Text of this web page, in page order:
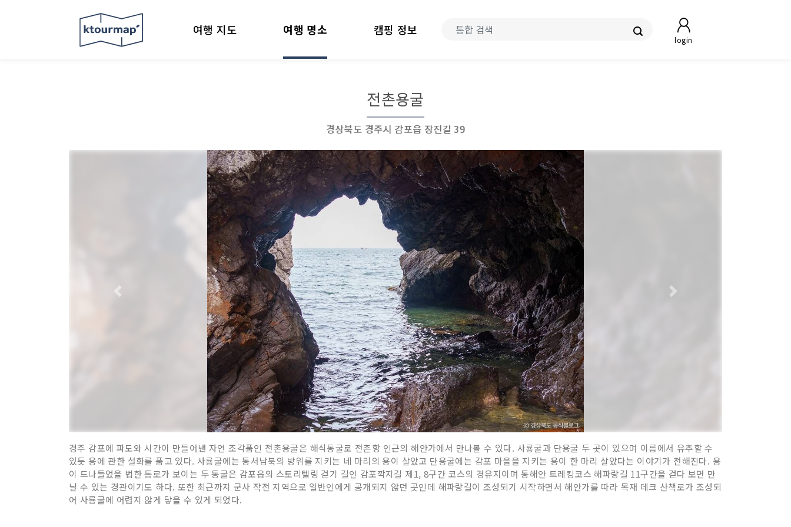
login
여행 지도 여행 명소 캠핑 정보
전촌용굴
경상북도 경주시 감포읍 장진길 39
경주 감포에 파도와 시간이 만들어낸 자연 조각품인 전촌용굴은 해식동굴로 전촌항 인근의 해안가에서 만나볼 수 있다. 사룡굴과 단용굴 두 곳이 있으며 이름에서 유추할 수
있듯 용에 관한 설화를 품고 있다. 사룡굴에는 동서남북의 방위를 지키는 네 마리의 용이 살았고 단용굴에는 감포 마을을 지키는 용이 한 마리 살았다는 이야기가 전해진다. 용
이 드나들었을 법한 통로가 보이는 두 동굴은 감포읍의 스토리텔링 걷기 길인 감포깍지길 제1, 8구간 코스의 경유지이며 동해안 트레킹코스 해파랑길 11구간을 걷다 보면 만
날 수 있는 경관이기도 하다. 또한 최근까지 군사 작전 지역으로 일반인에게 공개되지 않던 곳인데 해파랑길이 조성되기 시작하면서 해안가를 따라 목재 데크 산책로가 조성되
어 사룡굴에 어렵지 않게 닿을 수 있게 되었다.